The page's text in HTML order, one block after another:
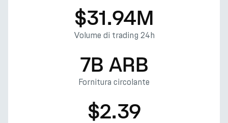
$31.94M
Volume di trading 24h
7B ARB
Fornitura circolante
$2.39